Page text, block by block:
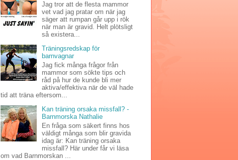
Jag tror att de flesta mammor
vet vad jag pratar om när jag
säger att rumpan går upp i rök
när man är gravid. Helt plötsligt
så existera...
Träningsredskap för
barnvagnar
Jag fick många frågor från
mammor som sökte tips och
råd på hur de kunde bli mer
aktiva/effektiva när de väl hade
tid att träna eftersom...
Kan träning orsaka missfall? -
Barnmorska Nathalie
En fråga som säkert finns hos
väldigt många som blir gravida
idag är: Kan träning orsaka
missfall? Här under får vi läsa
om vad Barnmorskan ...